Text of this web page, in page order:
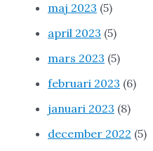
maj 2023 (5)
april 2023 (5)
mars 2023 (5)
februari 2023 (6)
januari 2023 (8)
december 2022 (5)